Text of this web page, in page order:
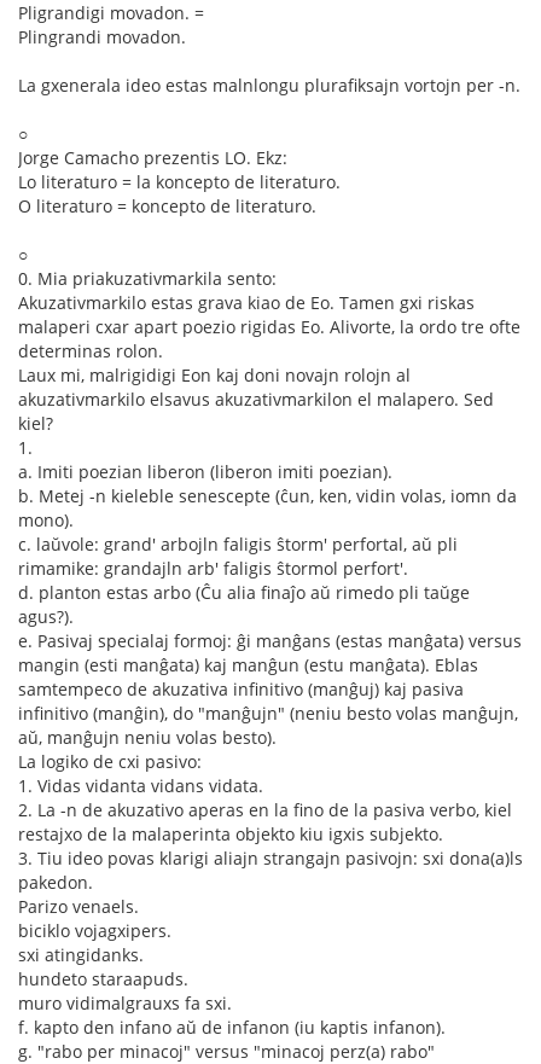
Pligrandigi movadon. =
Plingrandi movadon.
La gxenerala ideo estas malnlongu plurafiksajn vortojn per -n.
○
Jorge Camacho prezentis LO. Ekz:
Lo literaturo = la koncepto de literaturo.
O literaturo = koncepto de literaturo.
○
0. Mia priakuzativmarkila sento:
Akuzativmarkilo estas grava kiao de Eo. Tamen gxi riskas
malaperi cxar apart poezio rigidas Eo. Alivorte, la ordo tre ofte
determinas rolon.
Laux mi, malrigidigi Eon kaj doni novajn rolojn al
akuzativmarkilo elsavus akuzativmarkilon el malapero. Sed
kiel?
1.
a. Imiti poezian liberon (liberon imiti poezian).
b. Metej -n kieleble senescepte (ĉun, ken, vidin volas, iomn da
mono).
c. laŭvole: grand' arbojln faligis ŝtorm' perfortal, aŭ pli
rimamike: grandajln arb' faligis ŝtormol perfort'.
d. planton estas arbo (Ĉu alia finaĵo aŭ rimedo pli taŭge
agus?).
e. Pasivaj specialaj formoj: ĝi manĝans (estas manĝata) versus
mangin (esti manĝata) kaj manĝun (estu manĝata). Eblas
samtempeco de akuzativa infinitivo (manĝuj) kaj pasiva
infinitivo (manĝin), do "manĝujn" (neniu besto volas manĝujn,
aŭ, manĝujn neniu volas besto).
La logiko de cxi pasivo:
1. Vidas vidanta vidans vidata.
2. La -n de akuzativo aperas en la fino de la pasiva verbo, kiel
restajxo de la malaperinta objekto kiu igxis subjekto.
3. Tiu ideo povas klarigi aliajn strangajn pasivojn: sxi dona(a)ls
pakedon.
Parizo venaels.
biciklo vojagxipers.
sxi atingidanks.
hundeto staraapuds.
muro vidimalgrauxs fa sxi.
f. kapto den infano aŭ de infanon (iu kaptis infanon).
g. "rabo per minacoj" versus "minacoj perz(a) rabo"